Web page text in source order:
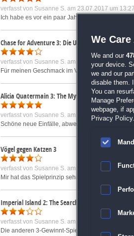
verfasst von Susanne S. am 23.07.2017 um 13:27
Ich habe es vor ein paar Jahren schon gekauft
Chase for Adventure 3: Die Unterwelt
verfasst von Susanne S. am 04.03.2018 um 11:47
Für meinen Geschmack im Verglich zum
Alicia Quatermain 3: The Mystery of the Flaming
verfasst von Susanne S. am 12.01.2019 um 15:46
Schöne neue Einfälle, abwechslungsreiche
Vögel gegen Katzen 3
verfasst von Susanne S. am 23.07.2017 um
Mir hat das Spielprinzip sehr gut gefallen. Aber
Imperial Island 2: The Search for New Land
verfasst von Susanne S. am 16.04.2020 um 21:03
Die anderen 3-Gewinnt-Spielen von den
We
We and our
your device.
we and our
disable them.
You can
Manage
webpage, if
Privacy Policy.